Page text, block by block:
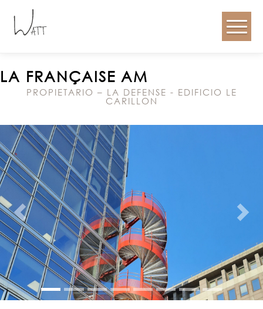
LA FRANÇAISE AM
PROPIETARIO – LA DEFENSE - EDIFICIO LE
CARILLON
Anterior